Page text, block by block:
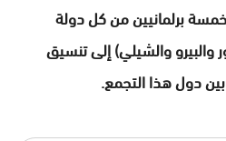
خمسة برلمانيين من كل دولة
والبيرو والشيلي) إلى تنسيق
دول هذا التجمع.